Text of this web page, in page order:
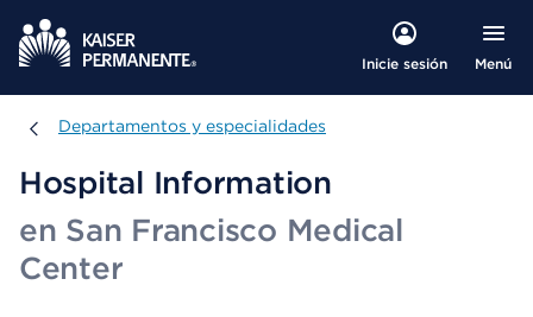
Inicie sesión Menú
Departamentos y especialidades
Departamentos y especialidades
Hospital Information
en San Francisco Medical
Center